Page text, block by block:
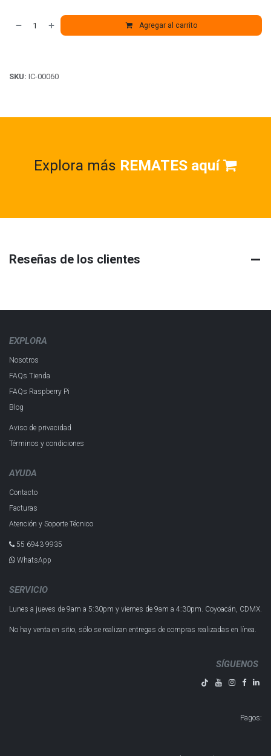
Agregar al carrito
SKU: IC-00060
Explora más REMATES aquí
Reseñas de los clientes
EXPLORA
Nosotros
FAQs Tienda
FAQs Raspberry Pi
Blog
Aviso de privacidad
Términos y condiciones
AYUDA
Contacto
Facturas
Atención y Soporte Técnico
55 6943 993​5
WhatsApp
SERVICIO
Lunes a jueves de 9am a 5:30pm y viernes de 9am a 4:30pm. Coyoacán, CDMX.
No hay venta en sitio, sólo se realizan entregas de compras realizadas en línea.
SÍGUENOS
Pagos: